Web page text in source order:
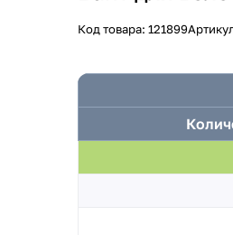
Код товара:121899